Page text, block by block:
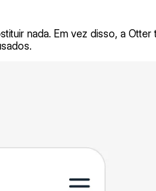
nada. Em vez disso, a Otter